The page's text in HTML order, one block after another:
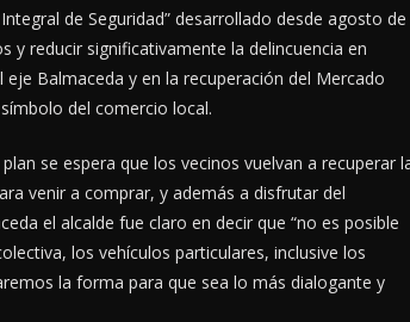
de Seguridad” desarrollado desde agosto de
y reducir significativamente la delincuencia en
Balmaceda y en la recuperación del Mercado
del comercio local.
se espera que los vecinos vuelvan a recuperar
venir a comprar, y además a disfrutar del
el alcalde fue claro en decir que “no es posible
los vehículos particulares, inclusive los
la forma para que sea lo más dialogante y